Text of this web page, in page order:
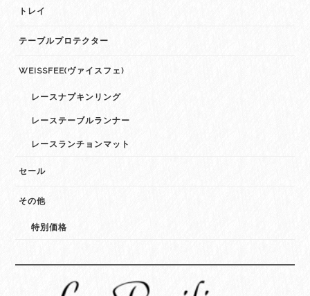
トレイ
テーブルプロテクター
WEISSFEE(ヴァイスフェ)
レースナプキンリング
レーステーブルランナー
レースランチョンマット
セール
その他
特別価格